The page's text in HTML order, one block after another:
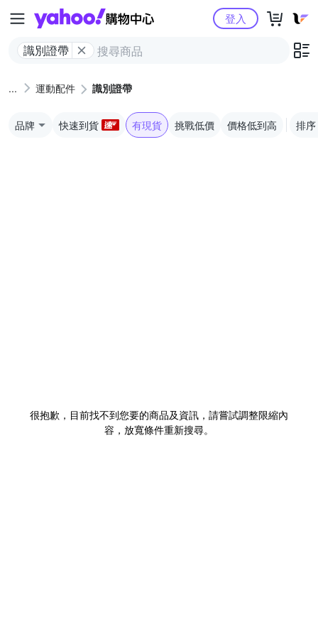
Yahoo購物中心
識別證帶
登入
運動配件 識別證帶
品牌 快速到貨 有現貨 挑戰低價 價格低到高 排序
很抱歉，目前找不到您要的商品及資訊，請嘗試調整限縮內
容，放寬條件重新搜尋。